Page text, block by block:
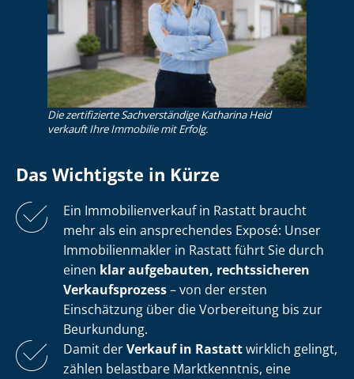
Die zertifizierte Sachverständige Katharina Heid
verkauft Ihre Immobilie mit Erfolg.
Das Wichtigste in Kürze
Ein Im­mo­bi­li­en­ver­kauf in Rastatt braucht
mehr als ein ansprechendes Exposé: Unser
Im­mo­bi­li­en­mak­ler in Rastatt führt Sie durch
einen klar aufgebauten, rechtssicheren
Verkaufsprozess– von der ersten
Einschätzung über die Vorbereitung bis zur
Beurkundung.
Damit derVerkauf in Rastattwirklich gelingt,
zählen belastbare Marktkenntnis, eine